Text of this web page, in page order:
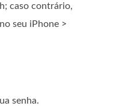
caso contrário,
seu iPhone >
senha.